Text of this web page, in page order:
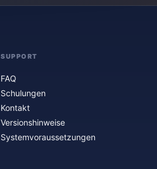
SUPPORT
FAQ
Schulungen
Kontakt
Versionshinweise
Systemvoraussetzungen